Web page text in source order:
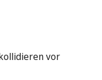
vor